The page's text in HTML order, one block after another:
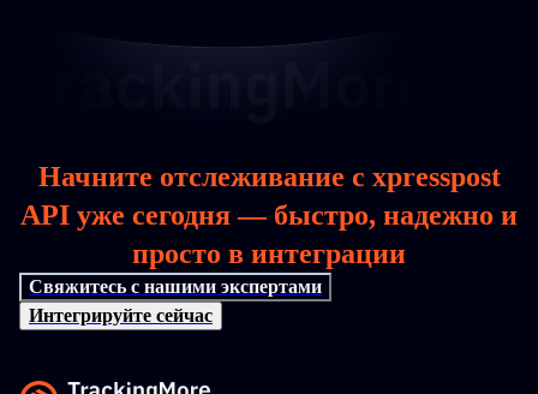
Начните отслеживание с xpresspost
API уже сегодня — быстро, надежно и
просто в интеграции
Свяжитесь с нашими экспертами
Интегрируйте сейчас